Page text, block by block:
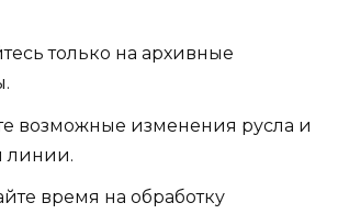
только на архивные
возможные изменения русла и
линии.
время на обработку